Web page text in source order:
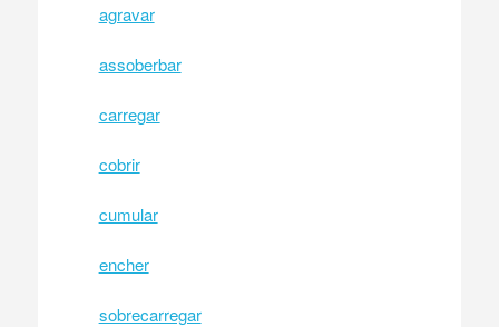
agravar
assoberbar
carregar
cobrir
cumular
encher
sobrecarregar